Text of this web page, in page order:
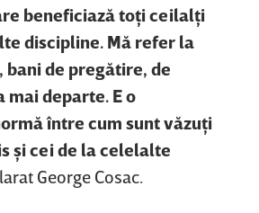
beneficiază toţi ceilalţi
discipline. Mă refer la
de pregătire, de
mai departe. E o
între cum sunt văzuţi
şi cei de la celelalte
George Cosac.